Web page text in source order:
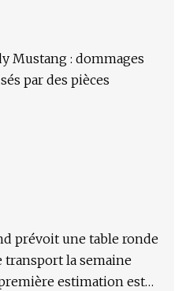
Mustang : dommages
par des pièces
prévoit une table ronde
transport la semaine